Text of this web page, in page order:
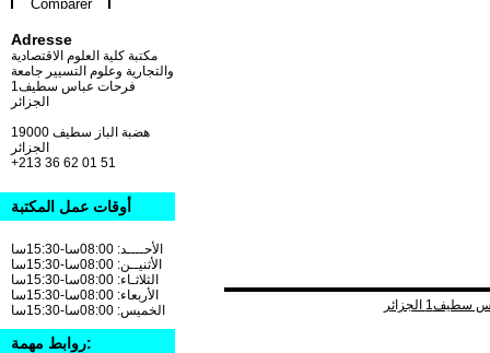
Adresse
مكتبة كلية العلوم الاقتصادية
والتجارية وعلوم التسيير جامعة
فرحات عباس سطيف1
الجزائر
19000 هضبة الباز سطيف
+213 36 62 01 51
أوقات عمل المكتبة
الأحــــد: 08:00سا-15:30سا
الأثنيــن: 08:00سا-15:30سا
الثلاثـاء: 08:00سا-15:30سا
الأربعاء: 08:00سا-15:30سا
الخميس: 08:00سا-15:30سا
روابط مهمة: